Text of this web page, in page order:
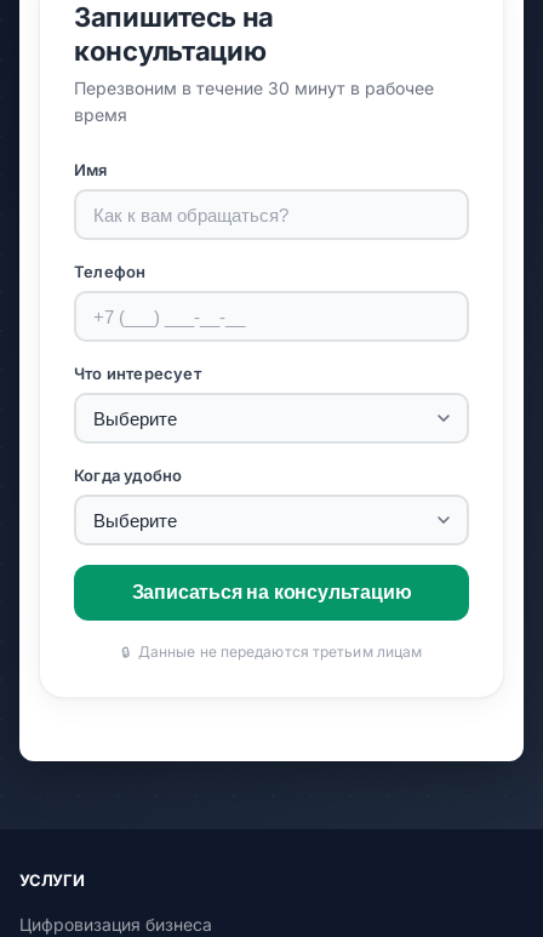
Запишитесь на
консультацию
Перезвоним в течение 30 минут в рабочее
время
Имя
Телефон
Что интересует
Когда удобно
Записаться на консультацию
🔒 Данные не передаются третьим лицам
УСЛУГИ
Цифровизация бизнеса